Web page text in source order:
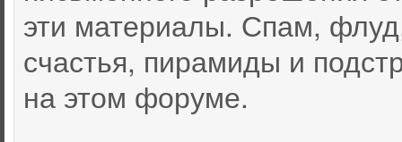
эти материалы. Спам,
счастья, пирамиды и
на этом форуме.